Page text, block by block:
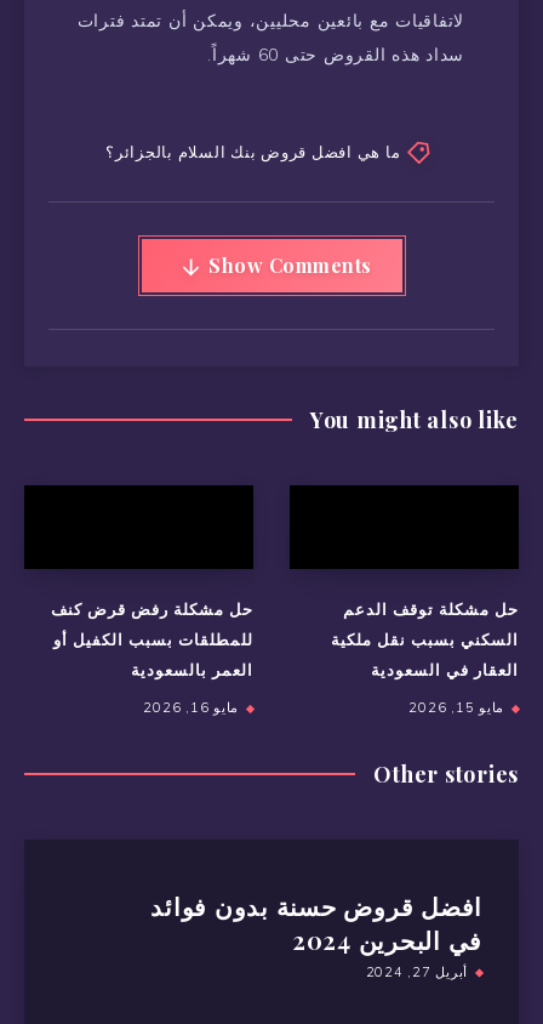
لاتفاقيات مع بائعين محليين، ويمكن أن تمتد فترات
سداد هذه القروض حتى 60 شهراً.
ما هي افضل قروض بنك السلام بالجزائر؟
Show Comments
You might also like
حل مشكلة رفض قرض كنف
للمطلقات بسبب الكفيل أو
العمر بالسعودية
مايو 16, 2026
حل مشكلة توقف الدعم
السكني بسبب نقل ملكية
العقار في السعودية
مايو 15, 2026
Other stories
افضل قروض حسنة بدون فوائد
في البحرين 2024
أبريل 27, 2024